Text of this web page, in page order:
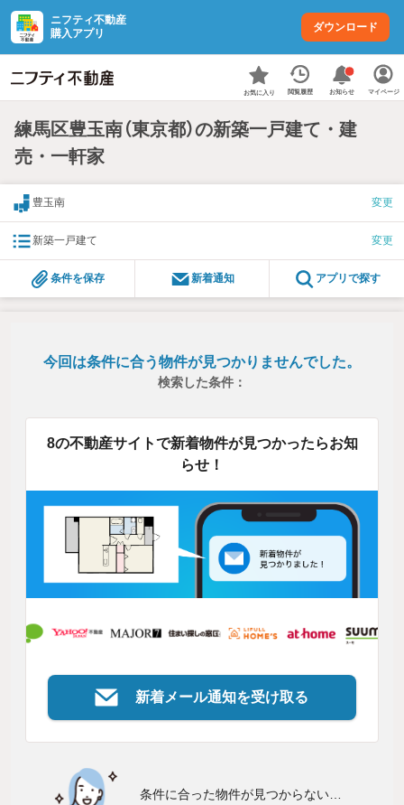
ニフティ不動産
購入アプリ
ダウンロード
お気に入り 閲覧履歴 お知らせ マイページ
練馬区豊玉南（東京都）の新築一戸建て・建
売・一軒家
豊玉南 変更
新築一戸建て 変更
条件を保存 新着通知 アプリで探す
今回は条件に合う物件が見つかりませんでした。
検索した条件：
8の不動産サイトで新着物件が見つかったらお知
らせ！
新着メール通知を受け取る
条件に合った物件が見つからない…